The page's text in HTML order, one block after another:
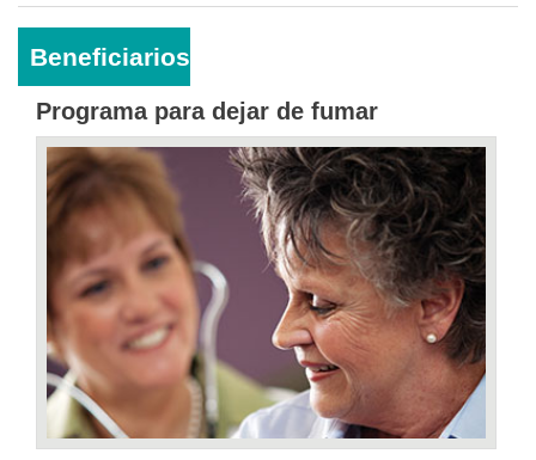
Beneficiarios
Programa para dejar de fumar